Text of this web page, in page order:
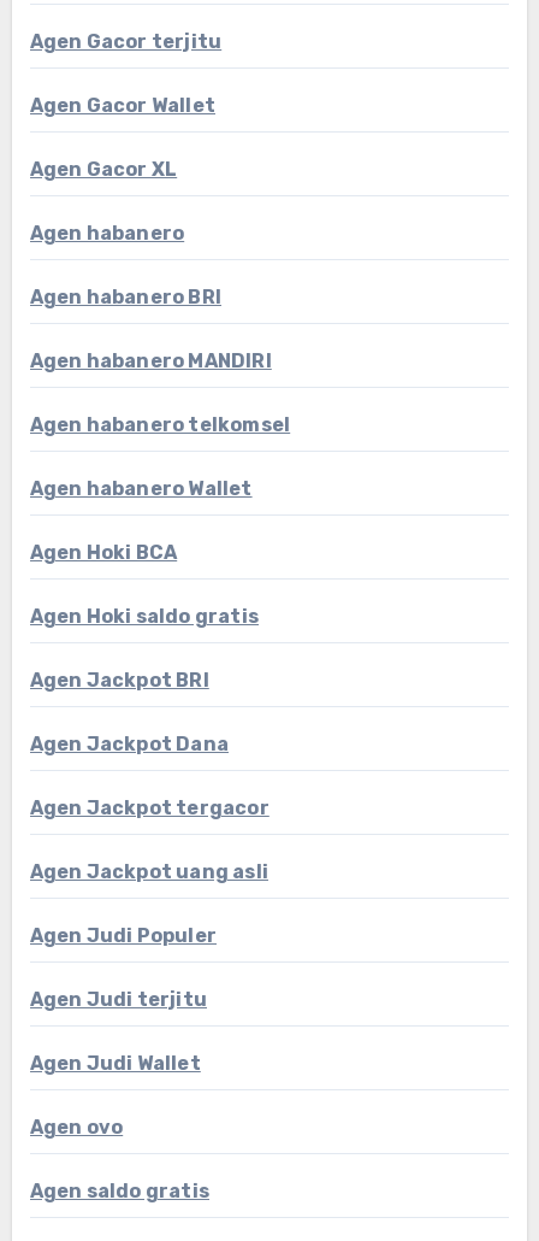
Agen Gacor terjitu
Agen Gacor Wallet
Agen Gacor XL
Agen habanero
Agen habanero BRI
Agen habanero MANDIRI
Agen habanero telkomsel
Agen habanero Wallet
Agen Hoki BCA
Agen Hoki saldo gratis
Agen Jackpot BRI
Agen Jackpot Dana
Agen Jackpot tergacor
Agen Jackpot uang asli
Agen Judi Populer
Agen Judi terjitu
Agen Judi Wallet
Agen ovo
Agen saldo gratis